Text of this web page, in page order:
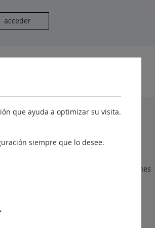
acceder
Ayuda
Accesibilidad
Sugerencias y reclamaciones
que ayuda a optimizar su visita.
siempre que lo desee.